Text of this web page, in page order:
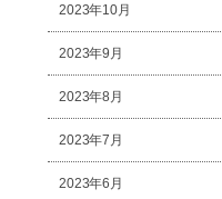
2023年10月
2023年9月
2023年8月
2023年7月
2023年6月